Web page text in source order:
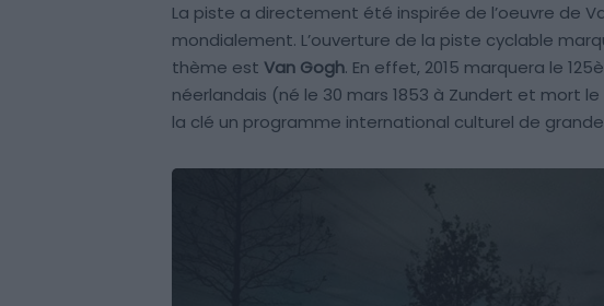
La piste a directement été inspirée de l’oeuvre de
mondialement. L’ouverture de la piste cyclable
thème est Van Gogh. En effet, 2015 marquera le
néerlandais (né le 30 mars 1853 à Zundert et mort
la clé un programme international culturel de grande